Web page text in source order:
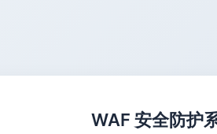
WAF 安全防护